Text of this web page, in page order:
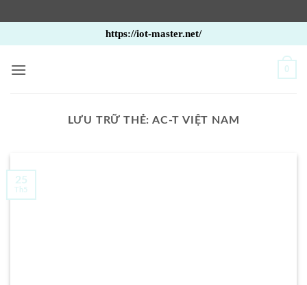
qua
nội
https://iot-master.net/
0
LƯU TRỮ THẺ: AC-T VIỆT NAM
25
Th5